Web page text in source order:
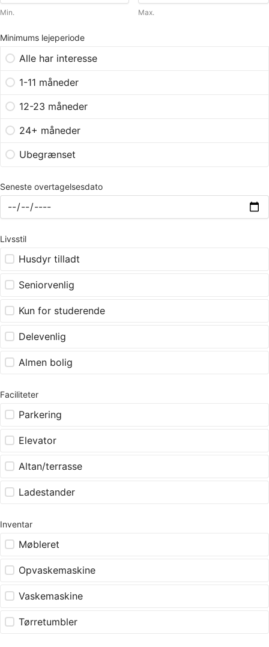
Min. Max.
Minimums lejeperiode
Alle har interesse
1-11 måneder
12-23 måneder
24+ måneder
Ubegrænset
Seneste overtagelsesdato
Livsstil
Husdyr tilladt
Seniorvenlig
Kun for studerende
Delevenlig
Almen bolig
Faciliteter
Parkering
Elevator
Altan/terrasse
Ladestander
Inventar
Møbleret
Opvaskemaskine
Vaskemaskine
Tørretumbler